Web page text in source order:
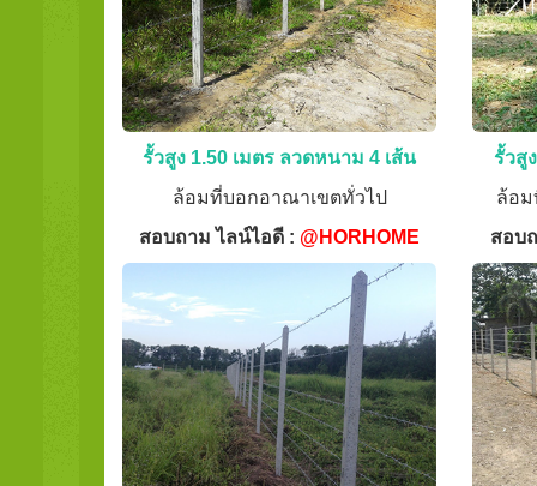
รั้วสูง 1.50 เมตร ลวดหนาม 4 เส้น
ล้อมที่บอกอาณาเขตทั่วไป
สอบถาม ไลน์ไอดี : @HORHOME
รั้วสู
ล้อม
สอบ